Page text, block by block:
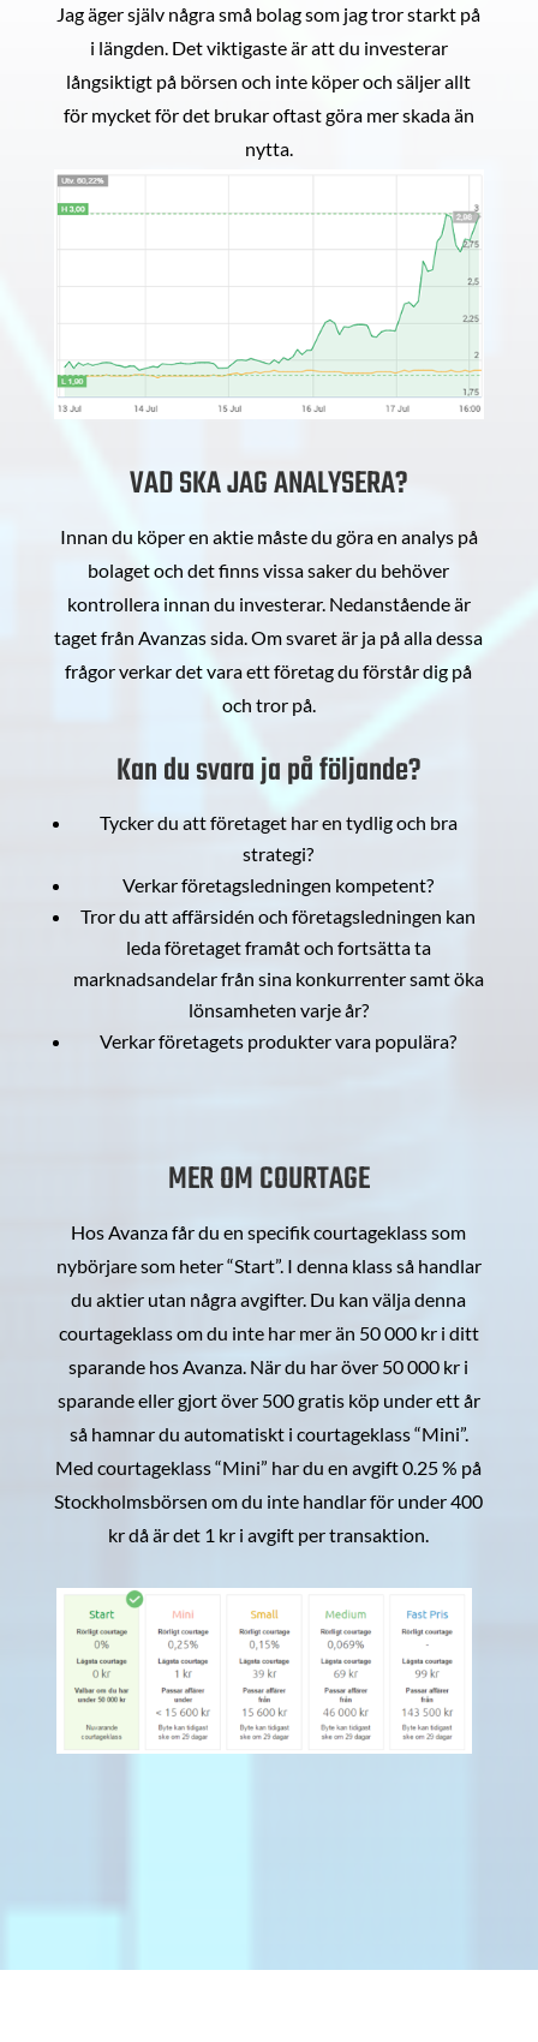
Jag äger själv några små bolag som jag tror starkt på
i längden. Det viktigaste är att du investerar
långsiktigt på börsen och inte köper och säljer allt
för mycket för det brukar oftast göra mer skada än
nytta.
VAD SKA JAG ANALYSERA?
Innan du köper en aktie måste du göra en analys på
bolaget och det finns vissa saker du behöver
kontrollera innan du investerar. Nedanstående är
taget från Avanzas sida. Om svaret är ja på alla dessa
frågor verkar det vara ett företag du förstår dig på
och tror på.
Kan du svara ja på följande?
Tycker du att företaget har en tydlig och bra
strategi?
Verkar företagsledningen kompetent?
Tror du att affärsidén och företagsledningen kan
leda företaget framåt och fortsätta ta
marknadsandelar från sina konkurrenter samt öka
lönsamheten varje år?
Verkar företagets produkter vara populära?
MER OM COURTAGE
Hos Avanza får du en specifik courtageklass som
nybörjare som heter “Start”. I denna klass så handlar
du aktier utan några avgifter. Du kan välja denna
courtageklass om du inte har mer än 50 000 kr i ditt
sparande hos Avanza. När du har över 50 000 kr i
sparande eller gjort över 500 gratis köp under ett år
så hamnar du automatiskt i courtageklass “Mini”.
Med courtageklass “Mini” har du en avgift 0.25 % på
Stockholmsbörsen om du inte handlar för under 400
kr då är det 1 kr i avgift per transaktion.